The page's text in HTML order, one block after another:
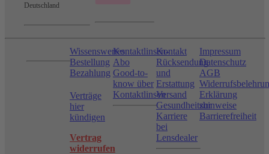
Deutschland
Wissenswertes
Bestellung
Bezahlung
Verträge
hier
kündigen
Vertrag
widerrufen
Kontaktlinsen-
Abo
Good-to-
know über
Kontaktlinsen
Kontakt
Rücksendung
und
Erstattung
Versand
Gesundheitshinweise
Karriere
bei
Lensdealer
Impressum
Datenschutz
AGB
Erklärung
zur
Barrierefreiheit